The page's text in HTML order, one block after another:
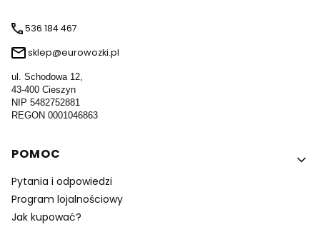
536 184 467
sklep@eurowozki.pl
ul. Schodowa 12,
43-400 Cieszyn
NIP 5482752881
REGON 0001046863
Linki w stopce
POMOC
Pytania i odpowiedzi
Program lojalnościowy
Jak kupować?